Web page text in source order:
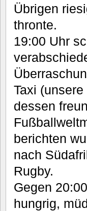
Übrigen
thronte.
19:00 Uhr
Taxi
dessen
berichten
nach
Rugby.
Gegen
hungrig,